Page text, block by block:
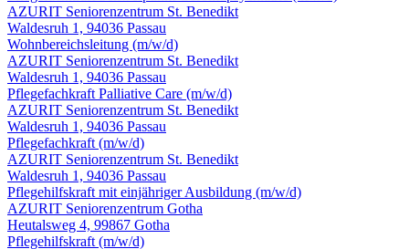
AZURIT Seniorenzentrum St. Benedikt
Waldesruh 1, 94036 Passau
Wohnbereichsleitung (m/w/d)
AZURIT Seniorenzentrum St. Benedikt
Waldesruh 1, 94036 Passau
Pflegefachkraft Palliative Care (m/w/d)
AZURIT Seniorenzentrum St. Benedikt
Waldesruh 1, 94036 Passau
Pflegefachkraft (m/w/d)
AZURIT Seniorenzentrum St. Benedikt
Waldesruh 1, 94036 Passau
Pflegehilfskraft mit einjähriger Ausbildung (m/w/d)
AZURIT Seniorenzentrum Gotha
Heutalsweg 4, 99867 Gotha
Pflegehilfskraft (m/w/d)